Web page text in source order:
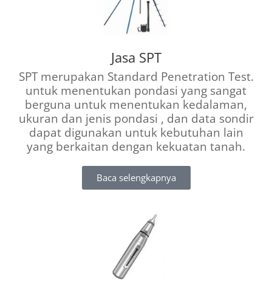
Jasa SPT
SPT merupakan Standard Penetration Test.
untuk menentukan pondasi yang sangat
berguna untuk menentukan kedalaman,
ukuran dan jenis pondasi , dan data sondir
dapat digunakan untuk kebutuhan lain
yang berkaitan dengan kekuatan tanah.
Baca selengkapnya